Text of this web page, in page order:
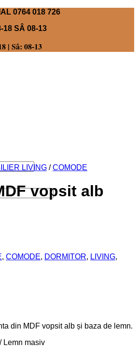
0764 018 726
18 SÂ 08-13
| Sâ: 08-13
LIVING / COMODE
vopsit alb
, COMODE, DORMITOR, LIVING,
din MDF vopsit alb și baza de lemn.
Lemn masiv